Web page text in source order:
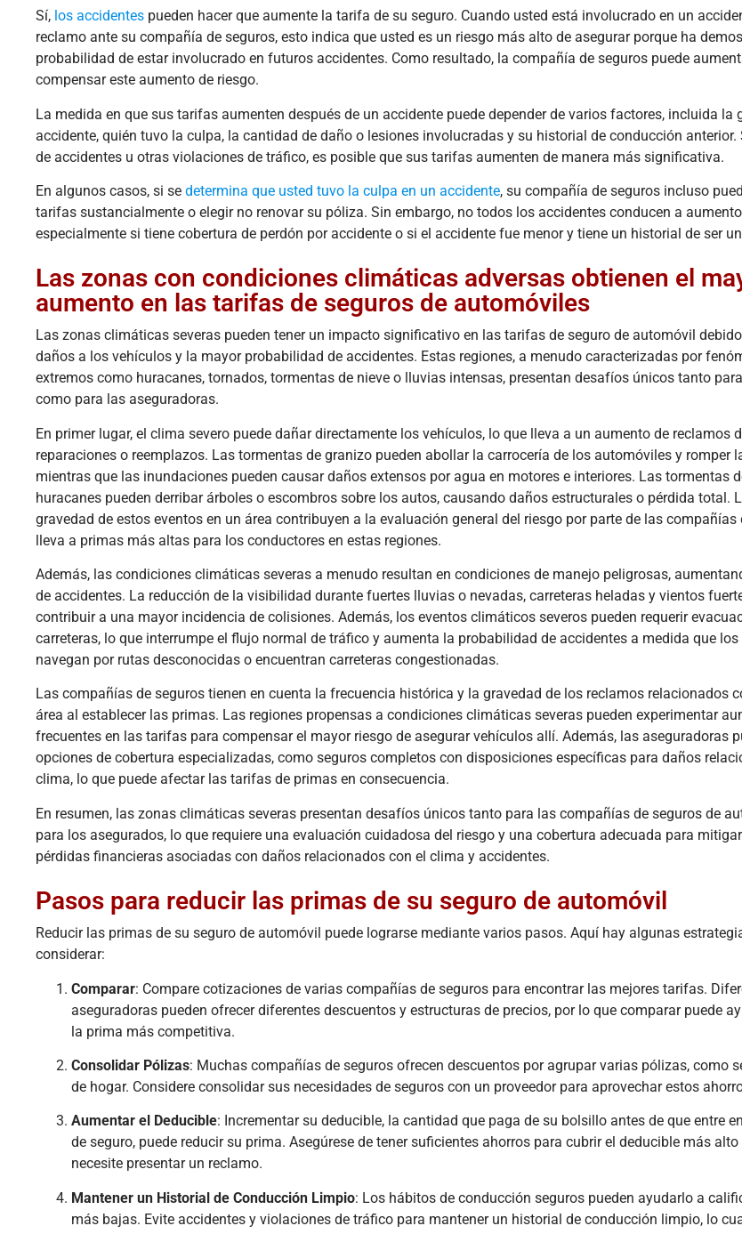
Sí, los accidentes pueden hacer que aumente la tarifa de su seguro. Cuando usted está involucrado en un
reclamo ante su compañía de seguros, esto indica que usted es un riesgo más alto de asegurar porque ha
probabilidad de estar involucrado en futuros accidentes. Como resultado, la compañía de seguros puede
compensar este aumento de riesgo.
La medida en que sus tarifas aumenten después de un accidente puede depender de varios factores, incluida la
accidente, quién tuvo la culpa, la cantidad de daño o lesiones involucradas y su historial de conducción anterior.
de accidentes u otras violaciones de tráfico, es posible que sus tarifas aumenten de manera más significativa.
En algunos casos, si se determina que usted tuvo la culpa en un accidente, su compañía de seguros incluso
tarifas sustancialmente o elegir no renovar su póliza. Sin embargo, no todos los accidentes conducen a
especialmente si tiene cobertura de perdón por accidente o si el accidente fue menor y tiene un historial de ser
Las zonas con condiciones climáticas adversas obtienen el
aumento en las tarifas de seguros de automóviles
Las zonas climáticas severas pueden tener un impacto significativo en las tarifas de seguro de automóvil
daños a los vehículos y la mayor probabilidad de accidentes. Estas regiones, a menudo caracterizadas por
extremos como huracanes, tornados, tormentas de nieve o lluvias intensas, presentan desafíos únicos tanto
como para las aseguradoras.
En primer lugar, el clima severo puede dañar directamente los vehículos, lo que lleva a un aumento de reclamos
reparaciones o reemplazos. Las tormentas de granizo pueden abollar la carrocería de los automóviles y romper
mientras que las inundaciones pueden causar daños extensos por agua en motores e interiores. Las tormentas
huracanes pueden derribar árboles o escombros sobre los autos, causando daños estructurales o pérdida total.
gravedad de estos eventos en un área contribuyen a la evaluación general del riesgo por parte de las compañías
lleva a primas más altas para los conductores en estas regiones.
Además, las condiciones climáticas severas a menudo resultan en condiciones de manejo peligrosas,
de accidentes. La reducción de la visibilidad durante fuertes lluvias o nevadas, carreteras heladas y vientos
contribuir a una mayor incidencia de colisiones. Además, los eventos climáticos severos pueden requerir
carreteras, lo que interrumpe el flujo normal de tráfico y aumenta la probabilidad de accidentes a medida que
navegan por rutas desconocidas o encuentran carreteras congestionadas.
Las compañías de seguros tienen en cuenta la frecuencia histórica y la gravedad de los reclamos relacionados
área al establecer las primas. Las regiones propensas a condiciones climáticas severas pueden experimentar
frecuentes en las tarifas para compensar el mayor riesgo de asegurar vehículos allí. Además, las aseguradoras
opciones de cobertura especializadas, como seguros completos con disposiciones específicas para daños
clima, lo que puede afectar las tarifas de primas en consecuencia.
En resumen, las zonas climáticas severas presentan desafíos únicos tanto para las compañías de seguros de
para los asegurados, lo que requiere una evaluación cuidadosa del riesgo y una cobertura adecuada para
pérdidas financieras asociadas con daños relacionados con el clima y accidentes.
Pasos para reducir las primas de su seguro de automóvil
Reducir las primas de su seguro de automóvil puede lograrse mediante varios pasos. Aquí hay algunas
considerar:
Comparar: Compare cotizaciones de varias compañías de seguros para encontrar las mejores tarifas.
aseguradoras pueden ofrecer diferentes descuentos y estructuras de precios, por lo que comparar puede
la prima más competitiva.
Consolidar Pólizas: Muchas compañías de seguros ofrecen descuentos por agrupar varias pólizas, como
de hogar. Considere consolidar sus necesidades de seguros con un proveedor para aprovechar estos
Aumentar el Deducible: Incrementar su deducible, la cantidad que paga de su bolsillo antes de que entre
de seguro, puede reducir su prima. Asegúrese de tener suficientes ahorros para cubrir el deducible más
necesite presentar un reclamo.
Mantener un Historial de Conducción Limpio: Los hábitos de conducción seguros pueden ayudarlo a
más bajas. Evite accidentes y violaciones de tráfico para mantener un historial de conducción limpio, lo